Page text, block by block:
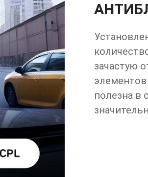
зачастую
полезна в